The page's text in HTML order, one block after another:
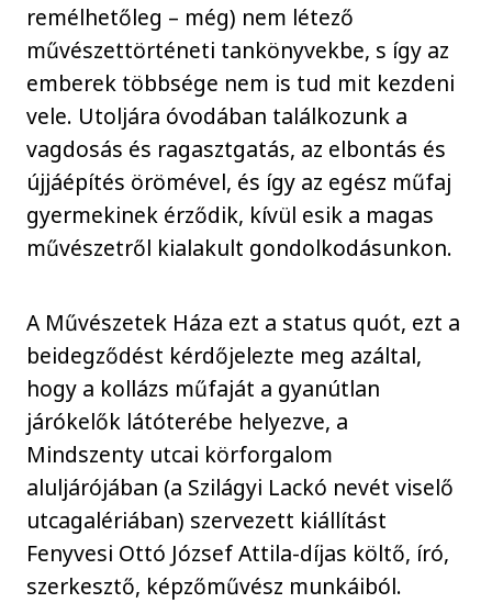
remélhetőleg – még) nem létező
művészettörténeti tankönyvekbe, s így az
emberek többsége nem is tud mit kezdeni
vele. Utoljára óvodában találkozunk a
vagdosás és ragasztgatás, az elbontás és
újjáépítés örömével, és így az egész műfaj
gyermekinek érződik, kívül esik a magas
művészetről kialakult gondolkodásunkon.
A Művészetek Háza ezt a status quót, ezt a
beidegződést kérdőjelezte meg azáltal,
hogy a kollázs műfaját a gyanútlan
járókelők látóterébe helyezve, a
Mindszenty utcai körforgalom
aluljárójában (a Szilágyi Lackó nevét viselő
utcagalériában) szervezett kiállítást
Fenyvesi Ottó József Attila-díjas költő, író,
szerkesztő, képzőművész munkáiból.